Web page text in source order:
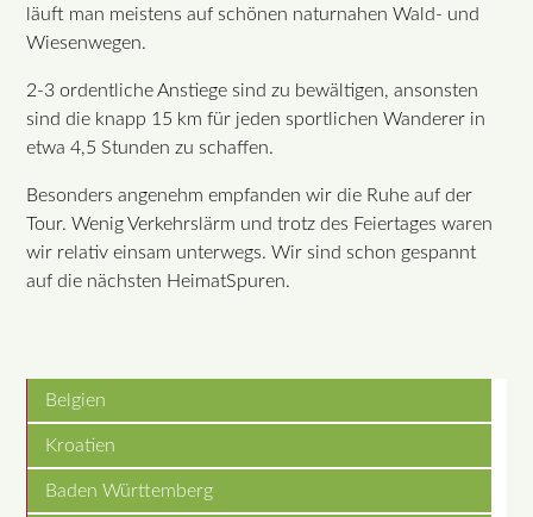
läuft man meistens auf schönen naturnahen Wald- und
Wiesenwegen.
2-3 ordentliche Anstiege sind zu bewältigen, ansonsten
sind die knapp 15 km für jeden sportlichen Wanderer in
etwa 4,5 Stunden zu schaffen.
Besonders angenehm empfanden wir die Ruhe auf der
Tour. Wenig Verkehrslärm und trotz des Feiertages waren
wir relativ einsam unterwegs. Wir sind schon gespannt
auf die nächsten HeimatSpuren.
Belgien
Kroatien
Baden Württemberg